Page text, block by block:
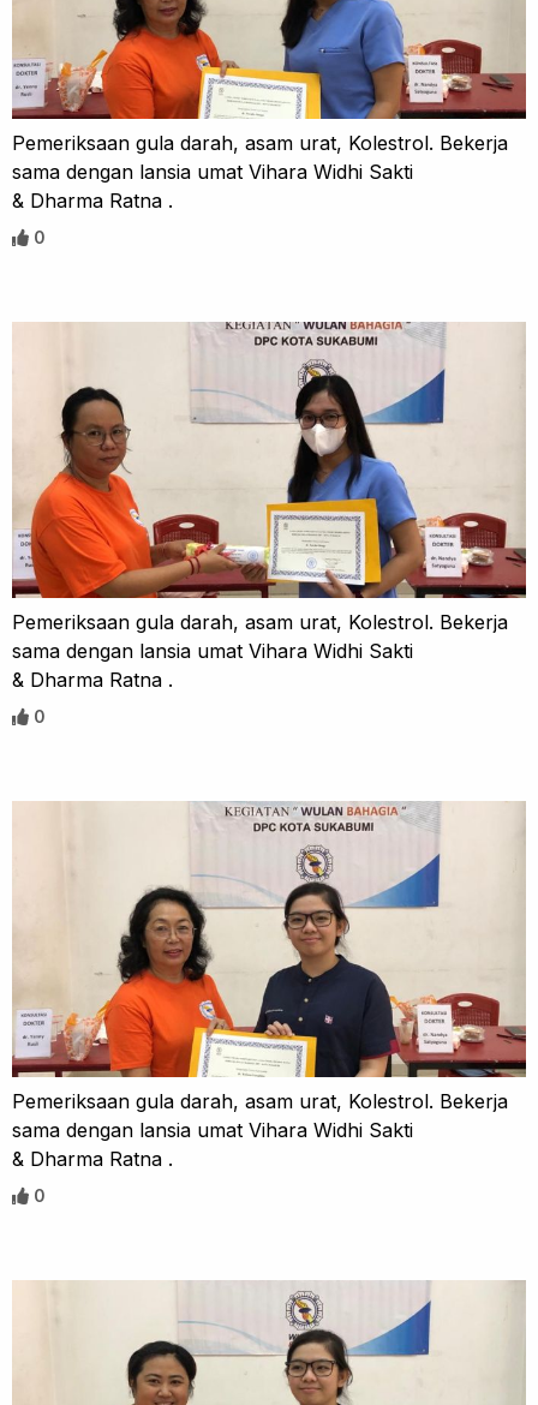
Pemeriksaan gula darah, asam urat, Kolestrol. Bekerja
sama dengan lansia umat Vihara Widhi Sakti
& Dharma Ratna .
0
Pemeriksaan gula darah, asam urat, Kolestrol. Bekerja
sama dengan lansia umat Vihara Widhi Sakti
& Dharma Ratna .
0
Pemeriksaan gula darah, asam urat, Kolestrol. Bekerja
sama dengan lansia umat Vihara Widhi Sakti
& Dharma Ratna .
0